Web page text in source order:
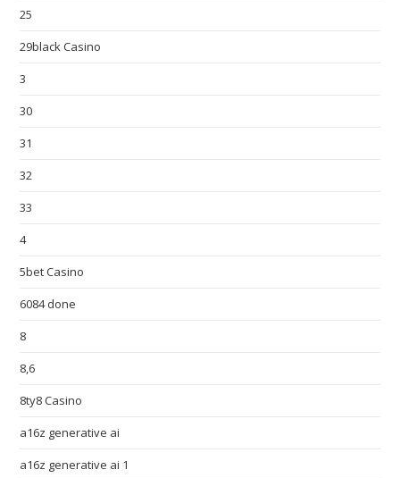
25
29black Casino
3
30
31
32
33
4
5bet Casino
6084 done
8
8,6
8ty8 Casino
a16z generative ai
a16z generative ai 1